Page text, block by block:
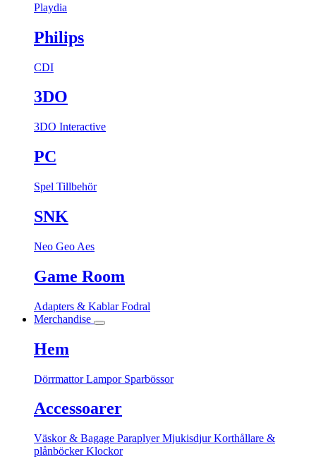
Playdia
Philips
CDI
3DO
3DO Interactive
PC
Spel Tillbehör
SNK
Neo Geo Aes
Game Room
Adapters & KablarFodral
Merchandise
Hem
DörrmattorLampor Sparbössor
Accessoarer
Väskor & Bagage ParaplyerMjukisdjurKorthållare &
plånböckerKlockor